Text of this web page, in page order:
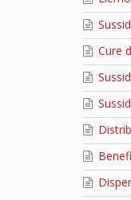
Cure